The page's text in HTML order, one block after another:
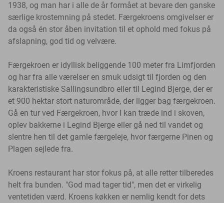
1938, og man har i alle de år formået at bevare den ganske
særlige krostemning på stedet. Færgekroens omgivelser er
da også én stor åben invitation til et ophold med fokus på
afslapning, god tid og velvære.
Færgekroen er idyllisk beliggende 100 meter fra Limfjorden
og har fra alle værelser en smuk udsigt til fjorden og den
karakteristiske Sallingsundbro eller til Legind Bjerge, der er
et 900 hektar stort naturområde, der ligger bag færgekroen.
Gå en tur ved Færgekroen, hvor I kan træde ind i skoven,
oplev bakkerne i Legind Bjerge eller gå ned til vandet og
slentre hen til det gamle færgeleje, hvor færgerne Pinen og
Plagen sejlede fra.
Kroens restaurant har stor fokus på, at alle retter tilberedes
helt fra bunden. "God mad tager tid", men det er virkelig
ventetiden værd. Kroens køkken er nemlig kendt for dets